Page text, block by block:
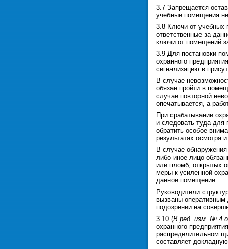
3.7 Запрещается
учебные помещения
3.8 Ключи от учебных
ответственные за
ключи от помещений
3.9 Для постановки
охранного
сигнализацию в
В случае
обязан пройти в
случае повторной
опечатывается, а
При срабатывании
и следовать туда для
обратить особое
результатах осмотра
В случае
либо иное лицо
или пломб, открытых
меры к усиленной
данное помещение.
Руководители
вызваны оперативным
подозрении на
3.10 (В ред. изм. № 4
охранного
распределительном
составляет